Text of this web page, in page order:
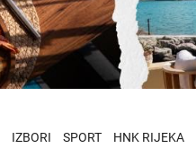
IZBORI SPORT HNK RIJEKA